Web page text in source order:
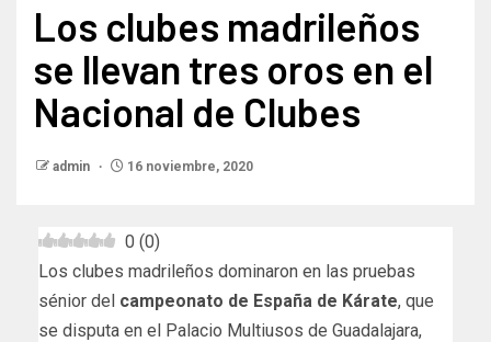
Los clubes madrileños
se llevan tres oros en el
Nacional de Clubes
admin 16 noviembre, 2020
0 (0)
Los clubes madrileños dominaron en las pruebas
sénior del campeonato de España de Kárate, que
se disputa en el Palacio Multiusos de Guadalajara,